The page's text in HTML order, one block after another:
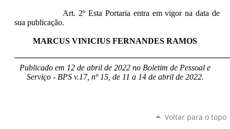
Art. 2º Esta Portaria entra em vigor na data de
sua publicação.
MARCUS VINICIUS FERNANDES RAMOS
Publicado em 12 de abril de 2022 no Boletim de Pessoal e
Serviço - BPS v.17, nº 15, de 11 a 14 de abril de 2022.
Voltar para o topo